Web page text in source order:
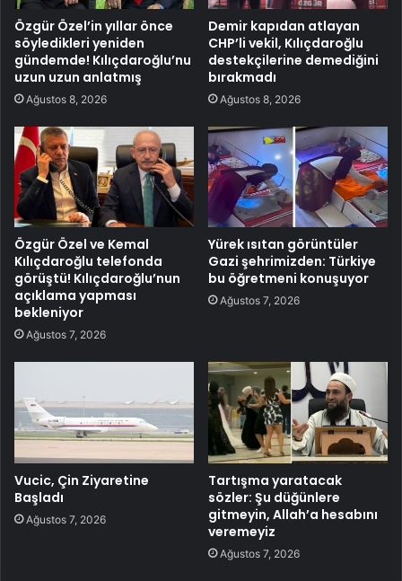
Özgür Özel’in yıllar önce
söyledikleri yeniden
gündemde! Kılıçdaroğlu’nu
uzun uzun anlatmış
Ağustos 8, 2026
Demir kapıdan atlayan
CHP’li vekil, Kılıçdaroğlu
destekçilerine demediğini
bırakmadı
Ağustos 8, 2026
Özgür Özel ve Kemal
Kılıçdaroğlu telefonda
görüştü! Kılıçdaroğlu’nun
açıklama yapması
bekleniyor
Ağustos 7, 2026
Yürek ısıtan görüntüler
Gazi şehrimizden: Türkiye
bu öğretmeni konuşuyor
Ağustos 7, 2026
Vucic, Çin Ziyaretine
Başladı
Ağustos 7, 2026
Tartışma yaratacak
sözler: Şu düğünlere
gitmeyin, Allah’a hesabını
veremeyiz
Ağustos 7, 2026